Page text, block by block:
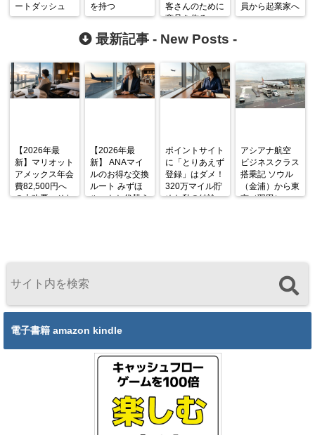
ートダッシュ
を持つ
客さんのために
商品を作る
員から起業家へ
最新記事 - New Posts -
【2026年最
新】マリオット
アメックス年会
費82,500円へ
の大改悪。それ
【2026年最
新】 ANAマイ
ルのお得な交換
ルート みずほ
ルートと代替え
ポイントサイト
に「とりあえず
登録」はダメ！
320万マイル貯
めた私の結論
アシアナ航空
ビジネスクラス
搭乗記 ソウル
（金浦）から東
京（羽田）
電子書籍 amazon kindle